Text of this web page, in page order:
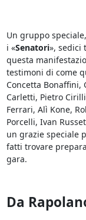
Un gruppo
i «Senatori», sedici
questa
testimoni di come
Concetta Bonaffini,
Carletti, Pietro
Ferrari, Alì Kone,
Porcelli, Ivan
un grazie speciale
fatti trovare
gara.
Da